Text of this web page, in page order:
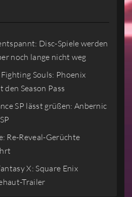
Disc-Spiele werden
noch lange nicht weg
Souls: Phoenix
Season Pass
SP lässt grüßen: Anbernic
Re-Reveal-Gerüchte
X: Square Enix
Trailer